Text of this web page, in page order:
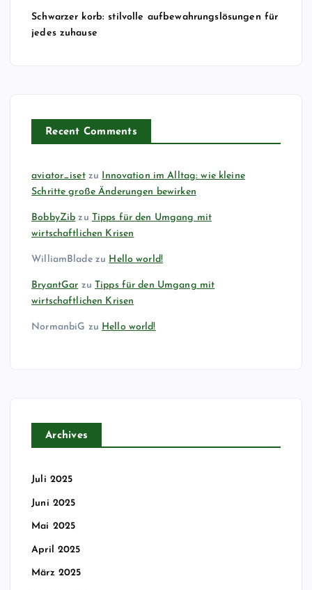
Schwarzer korb: stilvolle aufbewahrungslösungen für
jedes zuhause
Recent Comments
aviator_isetzu
Innovation im Alltag: wie kleine
Schritte große Änderungen bewirken
BobbyZib zu Tipps für den Umgang mit
wirtschaftlichen Krisen
WilliamBladezu Hello world!
BryantGar zu Tipps für den Umgang mit
wirtschaftlichen Krisen
NormanbiG zu Hello world!
Archives
Juli 2025
Juni 2025
Mai 2025
April 2025
März 2025